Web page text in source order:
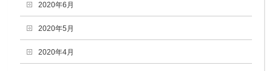
2020年6月
2020年5月
2020年4月